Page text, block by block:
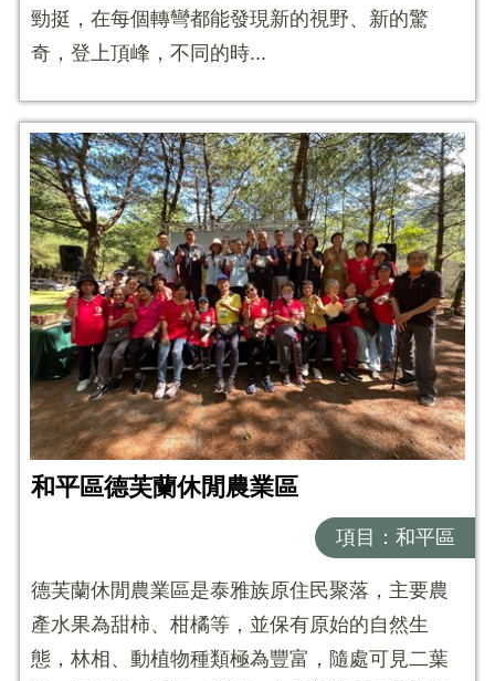
勁挺，在每個轉彎都能發現新的視野、新的驚
奇，登上頂峰，不同的時...
和平區德芙蘭休閒農業區
項目：和平區
德芙蘭休閒農業區是泰雅族原住民聚落，主要農
產水果為甜柿、柑橘等，並保有原始的自然生
態，林相、動植物種類極為豐富，隨處可見二葉